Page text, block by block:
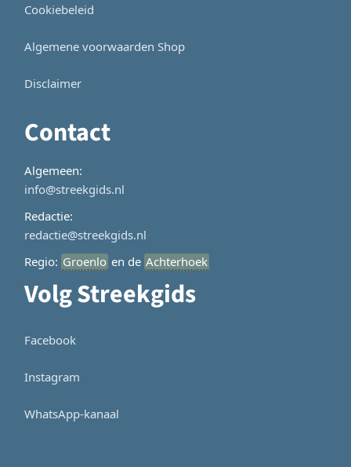
Cookiebeleid
Algemene voorwaarden Shop
Disclaimer
Contact
Algemeen:
info@streekgids.nl
Redactie:
redactie@streekgids.nl
Regio: Groenlo en de Achterhoek
Volg Streekgids
Facebook
Instagram
WhatsApp-kanaal